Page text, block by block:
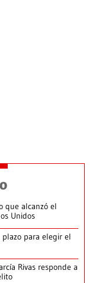
que alcanzó el
Unidos
plazo para elegir el
Rivas responde a